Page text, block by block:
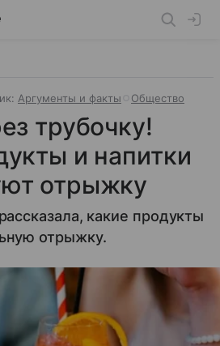
Аргументы и факты Общество
трубочку!
и напитки
отрыжку
какие продукты
отрыжку.